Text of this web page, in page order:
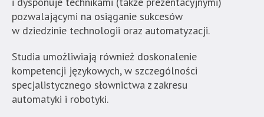
pozwalającymi na osiąganie sukcesów
w dziedzinie technologii oraz automatyzacji.
Studia umożliwiają również doskonalenie
kompetencji językowych, w szczególności
specjalistycznego słownictwa z zakresu
automatyki i robotyki.